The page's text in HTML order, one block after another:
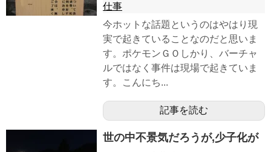
仕事
今ホットな話題というのはやはり現
実で起きていることなのだと思いま
す。ポケモンＧＯしかり、バーチャ
ルではなく事件は現場で起きていま
す。こんにち...
記事を読む
世の中不景気だろうが,少子化が